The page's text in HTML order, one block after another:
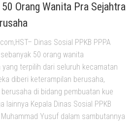
50 Orang Wanita Pra Sejahtra
Dinas Sosial PPKB PPPA
50 orang wanita
terpilih dari seluruh kecamatan
diberi keterampilan berusaha,
di bidang pembuatan kue
lainnya Kepala Dinas Sosial PPKB
Muhammad Yusuf dalam sambutannya